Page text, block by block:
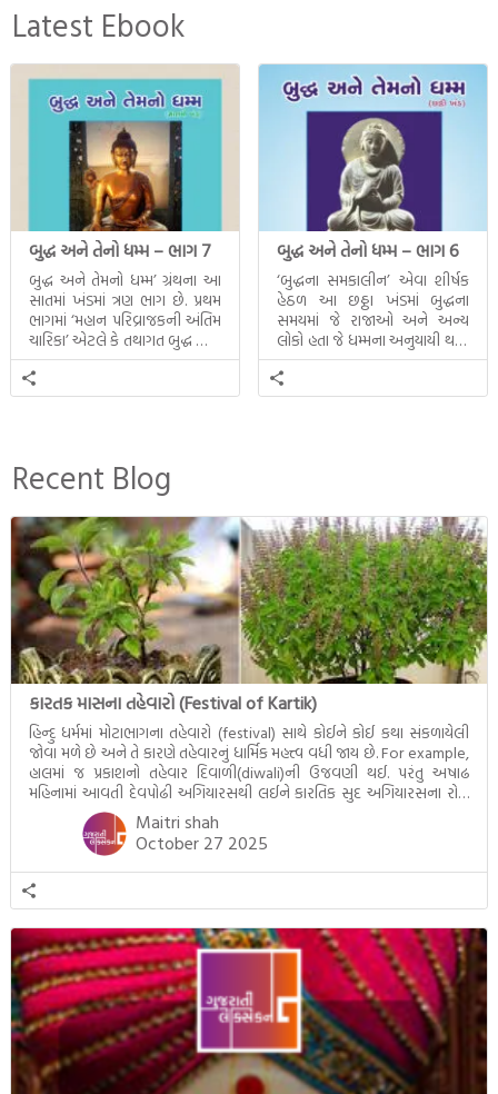
Latest Ebook
બુદ્ધ અને તેનો ધમ્મ – ભાગ 7
બુદ્ધ અને તેમનો ધમ્મ’ ગ્રંથના આ
સાતમાં ખંડમાં ત્રણ ભાગ છે. પ્રથમ
ભાગમાં ‘મહાન પરિવ્રાજકની અંતિમ
ચારિકા’ એટલે કે તથાગત બુદ્ધ સાથે
સતત પરિભ્રમણ કરતા સહચારીઓ
સાથે ફરી એકવારની
મુલાકાત, બીજા ભાગમાં તથાગતે
ઉત્તરાધિકારી તરીકે સ્થાપે છે તે
દૃશ્યો અંકિત થયાં છે. ટૂંકમાં બુદ્ધનાં
જીવનના અંતિમ દિવસોની યાત્રાનો
પરિપાક જોવા મળે […]
બુદ્ધ અને તેનો ધમ્મ – ભાગ 6
‘બુદ્ધના સમકાલીન’ એવા શીર્ષક
હેઠળ આ છઠ્ઠા ખંડમાં બુદ્ધના
સમયમાં જે રાજાઓ અને અન્ય
લોકો હતા જે ધમ્મના અનુયાયી થયા.
તેમનો અને બુદ્ધ વચ્ચે થયેલો
સત્સંગ વીશે જાણકારી મળે છે.
Recent Blog
કારતક માસના તહેવારો (Festival of Kartik)
હિન્દુ ધર્મમાં મોટાભાગના તહેવારો (festival) સાથે કોઈને કોઈ કથા સંકળાયેલી
જોવા મળે છે અને તે કારણે તહેવારનું ધાર્મિક મહત્ત્વ વધી જાય છે. For example,
હાલમાં જ પ્રકાશનો તહેવાર દિવાળી(diwali)ની ઉજવણી થઈ. પરંતુ અષાઢ
મહિનામાં આવતી દેવપોઢી અગિયારસથી લઈને કારતિક સુદ અગિયારસના રોજ
આવતી દેવ ઊઠી અગિયારસ વચ્ચે મોટેભાગે યજ્ઞોપવીત સંસ્કાર, લગ્ન,
દીક્ષાગ્રહણ, યજ્ઞ, ગૃહપ્રવેશ જેવા […]
Maitri shah
October 27 2025